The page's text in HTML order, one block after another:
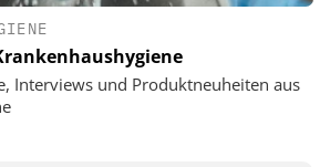
Interviews und Produktneuheiten aus